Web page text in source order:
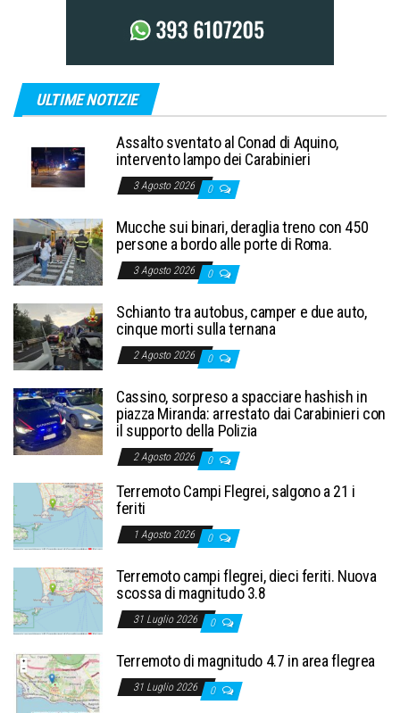
ULTIME NOTIZIE
Assalto sventato al Conad di Aquino,
intervento lampo dei Carabinieri
3 Agosto 2026 0
Mucche sui binari, deraglia treno con 450
persone a bordo alle porte di Roma.
3 Agosto 2026 0
Schianto tra autobus, camper e due auto,
cinque morti sulla ternana
2 Agosto 2026 0
Cassino, sorpreso a spacciare hashish in
piazza Miranda: arrestato dai Carabinieri con
il supporto della Polizia
2 Agosto 2026 0
Terremoto Campi Flegrei, salgono a 21 i
feriti
1 Agosto 2026 0
Terremoto campi flegrei, dieci feriti. Nuova
scossa di magnitudo 3.8
31 Luglio 2026 0
Terremoto di magnitudo 4.7 in area flegrea
31 Luglio 2026 0